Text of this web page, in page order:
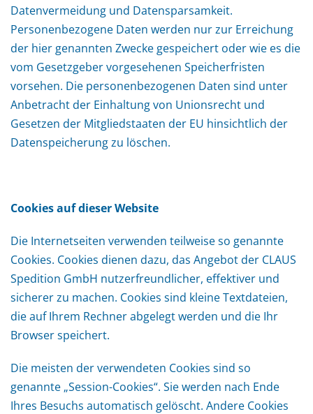
Datenvermeidung und Datensparsamkeit.
Personenbezogene Daten werden nur zur Erreichung
der hier genannten Zwecke gespeichert oder wie es die
vom Gesetzgeber vorgesehenen Speicherfristen
vorsehen. Die personenbezogenen Daten sind unter
Anbetracht der Einhaltung von Unionsrecht und
Gesetzen der Mitgliedstaaten der EU hinsichtlich der
Datenspeicherung zu löschen.
Cookies auf dieser Website
Die Internetseiten verwenden teilweise so genannte
Cookies. Cookies dienen dazu, das Angebot der CLAUS
Spedition GmbH nutzerfreundlicher, effektiver und
sicherer zu machen. Cookies sind kleine Textdateien,
die auf Ihrem Rechner abgelegt werden und die Ihr
Browser speichert.
Die meisten der verwendeten Cookies sind so
genannte „Session-Cookies“. Sie werden nach Ende
Ihres Besuchs automatisch gelöscht. Andere Cookies